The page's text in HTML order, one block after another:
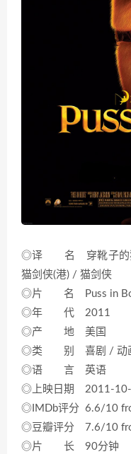
◎译 名 穿靴子的猫/
猫剑侠(港) / 猫剑侠
◎片 名 Puss in
◎年 代 2011
◎产 地 美国
◎类 别 喜剧 / 动画
◎语 言 英语
◎上映日期 2011-10-
◎IMDb评分 6.6/10
◎豆瓣评分 7.6/10
◎片 长 90分钟